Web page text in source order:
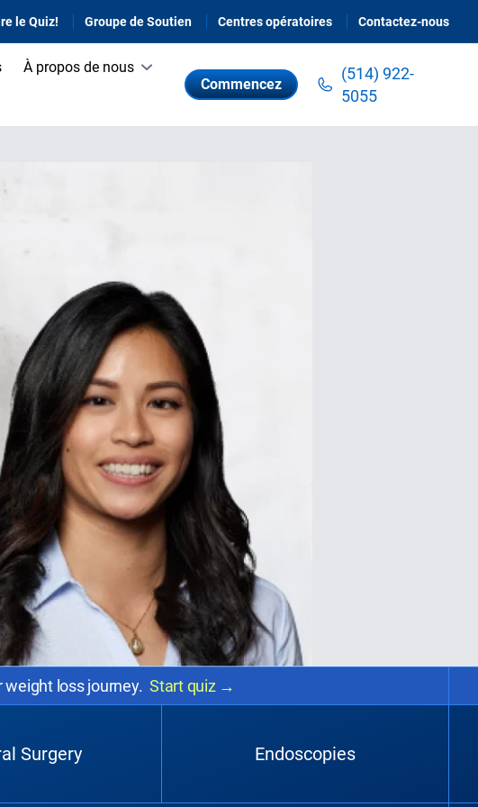
le Quiz! Groupe de Soutien Centres opératoires Contactez-nous
À propos de nous
Commencez
(514) 922-
5055
weight loss journey. Start quiz →
Surgery Endoscopies